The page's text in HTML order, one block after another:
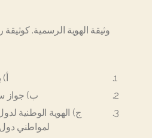
وثيقة الهوية الرسمية.
أ)
ب) جواز
ج) الهوية الوطنية
لمواطني